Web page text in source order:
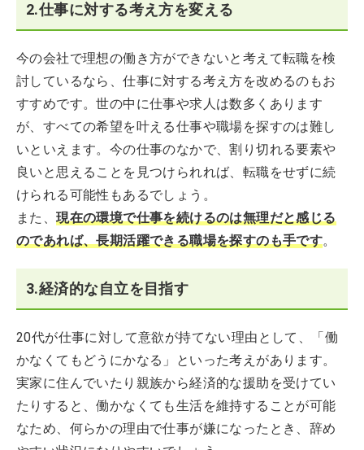
2.仕事に対する考え方を変える
今の会社で理想の働き方ができないと考えて転職を検
討しているなら、仕事に対する考え方を改めるのもお
すすめです。世の中に仕事や求人は数多くあります
が、すべての希望を叶える仕事や職場を探すのは難し
いといえます。今の仕事のなかで、割り切れる要素や
良いと思えることを見つけられれば、転職をせずに続
けられる可能性もあるでしょう。
また、現在の環境で仕事を続けるのは無理だと感じる
のであれば、長期活躍できる職場を探すのも手です。
3.経済的な自立を目指す
20代が仕事に対して意欲が持てない理由として、「働
かなくてもどうにかなる」といった考えがあります。
実家に住んでいたり親族から経済的な援助を受けてい
たりすると、働かなくても生活を維持することが可能
なため、何らかの理由で仕事が嫌になったとき、辞め